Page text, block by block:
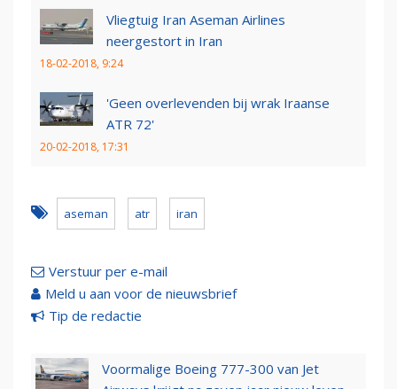
Vliegtuig Iran Aseman Airlines
neergestort in Iran
18-02-2018, 9:24
'Geen overlevenden bij wrak Iraanse
ATR 72'
20-02-2018, 17:31
aseman atr iran
Verstuur per e-mail
Meld u aan voor de nieuwsbrief
Tip de redactie
Voormalige Boeing 777-300 van Jet